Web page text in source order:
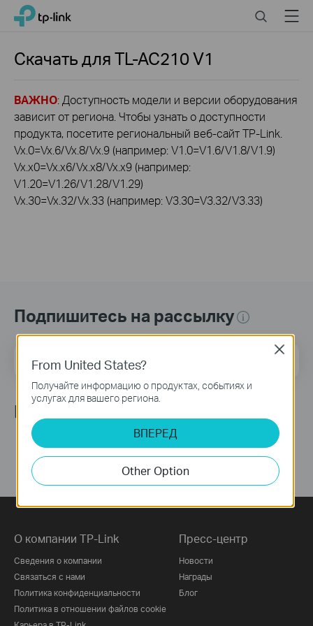
Click
navigation
TP-Link, Reliably Smart SearchMenu
Скачать дляTL-AC210V1
ВАЖНО: Доступность модели и версии оборудования
зависит от региона. Чтобы узнать о доступности
продукта, посетите региональный веб-сайт TP-Link.
Vx.0=Vx.6/Vx.8/Vx.9 (например: V1.0=V1.6/V1.8/V1.9)
Vx.x0=Vx.x6/Vx.x8/Vx.x9 (например:
V1.20=V1.26/V1.28/V1.29)
Vx.30=Vx.32/Vx.33 (например: V3.30=V3.32/V3.33)
Подпишитесь на рассылку
Мы в соцсетях
О компании TP-Link
Сведения о компании
Связаться с нами
Политика конфиденциальности
Политика в отношении файлов cookie
Пресс-центр
Новости
Награды
Блог
From United States?
Получайте информацию о продуктах, событиях и
услугах для вашего региона.
ВПЕРЕД
Other Option
Close